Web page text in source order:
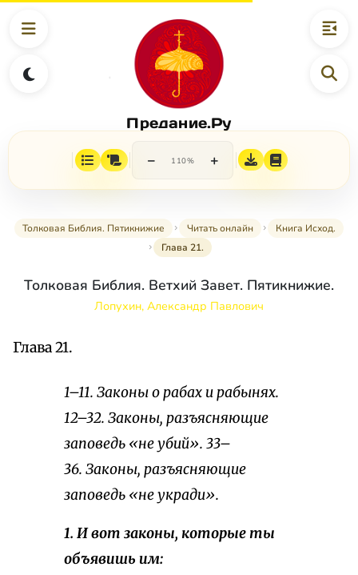
Предание.Ру
− 110% +
Толковая Библия. Пятикнижие Читать онлайн
Книга Исход.
Глава 21.
Толковая Библия. Ветхий Завет. Пятикнижие.
Лопухин, Александр Павлович
Глава 21.
1–11. Законы о рабах и рабынях.
12–32. Законы, разъясняющие
заповедь «не убий». 33–
36. Законы, разъясняющие
заповедь «не укради».
1. И вот законы, которые ты
объявишь им: